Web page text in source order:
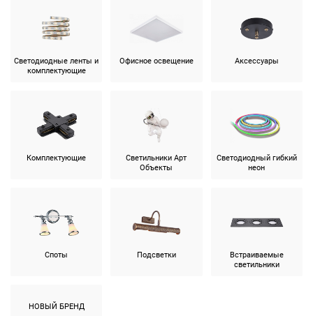
Светодиодные ленты и
комплектующие
Офисное освещение Аксессуары
Комплектующие
Светильники Арт
Объекты
Светодиодный гибкий
неон
Споты Подсветки
Встраиваемые
светильники
НОВЫЙ БРЕНД